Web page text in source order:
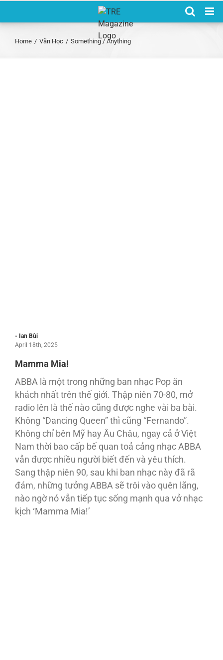
Home / Văn Học / Something / Anything
- Ian Bùi
April 18th, 2025
Mamma Mia!
ABBA là một trong những ban nhạc Pop ăn
khách nhất trên thế giới. Thập niên 70-80, mở
radio lên là thế nào cũng được nghe vài ba bài.
Không “Dancing Queen” thì cũng “Fernando”.
Không chỉ bên Mỹ hay Âu Châu, ngay cả ở Việt
Nam thời bao cấp bế quan toả cảng nhạc ABBA
vẫn được nhiều người biết đến và yêu thích.
Sang thập niên 90, sau khi ban nhạc này đã rã
đám, những tưởng ABBA sẽ trôi vào quên lãng,
nào ngờ nó vẫn tiếp tục sống mạnh qua vở nhạc
kịch ‘Mamma Mia!’